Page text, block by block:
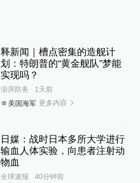
释新闻｜槽点密集的造舰计
划：特朗普的“黄金舰队”梦能
实现吗？
澎湃防务
1天前
美国海军 更多内容
日媒：战时日本多所大学进行
输血人体实验，向患者注射动
物血
全球速报 40分钟前